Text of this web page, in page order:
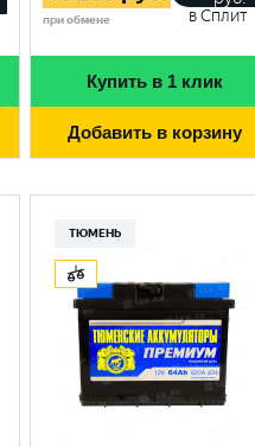
при обмене
в Сплит
Купить в 1 клик
Добавить в корзину
ТЮМЕНЬ